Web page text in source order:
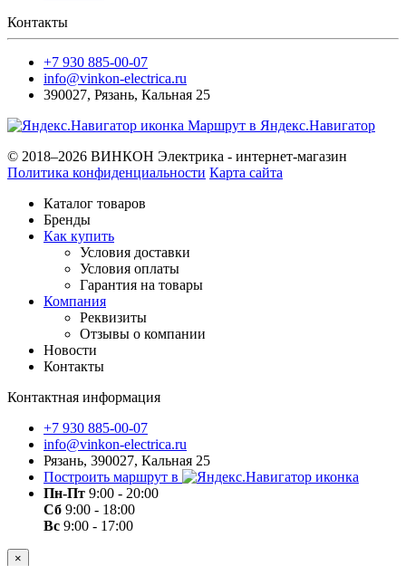
Контакты
+7 930 885-00-07
info@vinkon-electrica.ru
390027, Рязань, Кальная 25
Маршрут в Яндекс.Навигатор
© 2018–2026 ВИНКОН Электрика - интернет-магазин
Политика конфиденциальности Карта сайта
Каталог товаров
Бренды
Как купить
Условия доставки
Условия оплаты
Гарантия на товары
Компания
Реквизиты
Отзывы о компании
Новости
Контакты
Контактная информация
+7 930 885-00-07
info@vinkon-electrica.ru
Рязань, 390027, Кальная 25
Построить маршрут в
Пн-Пт 9:00 - 20:00
Сб 9:00 - 18:00
Вс 9:00 - 17:00
×